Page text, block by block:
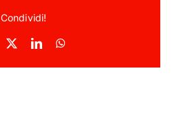
Condividi!